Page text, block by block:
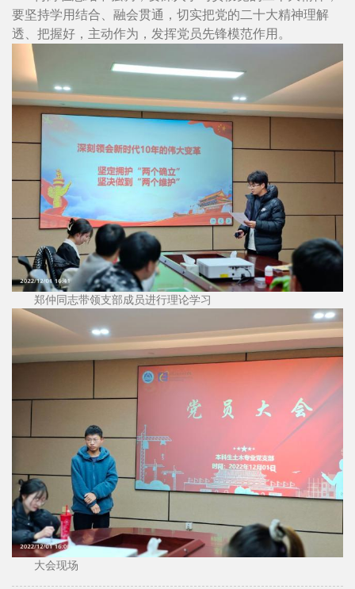
要坚持学用结合、融会贯通，切实把党的二十大精神理解
透、把握好，主动作为，发挥党员先锋模范作用。
郑仲同志带领支部成员进行理论学习
大会现场